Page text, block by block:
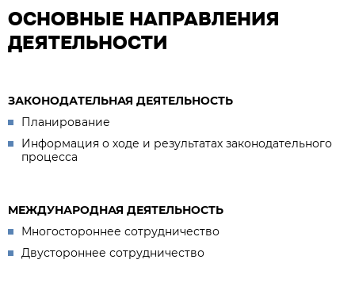
ОСНОВНЫЕ НАПРАВЛЕНИЯ
ДЕЯТЕЛЬНОСТИ
ЗАКОНОДАТЕЛЬНАЯ ДЕЯТЕЛЬНОСТЬ
Планирование
Информация о ходе и результатах законодательного
процесса
МЕЖДУНАРОДНАЯ ДЕЯТЕЛЬНОСТЬ
Многостороннее сотрудничество
Двустороннее сотрудничество